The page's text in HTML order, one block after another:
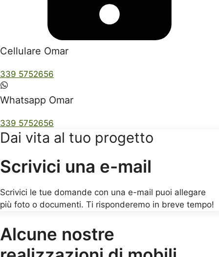
Cellulare Omar
339 5752656
Whatsapp Omar
339 5752656
Dai vita al tuo progetto
Scrivici una e-mail
Scrivici le tue domande con una e-mail puoi allegare
più foto o documenti. Ti risponderemo in breve tempo!
Alcune nostre